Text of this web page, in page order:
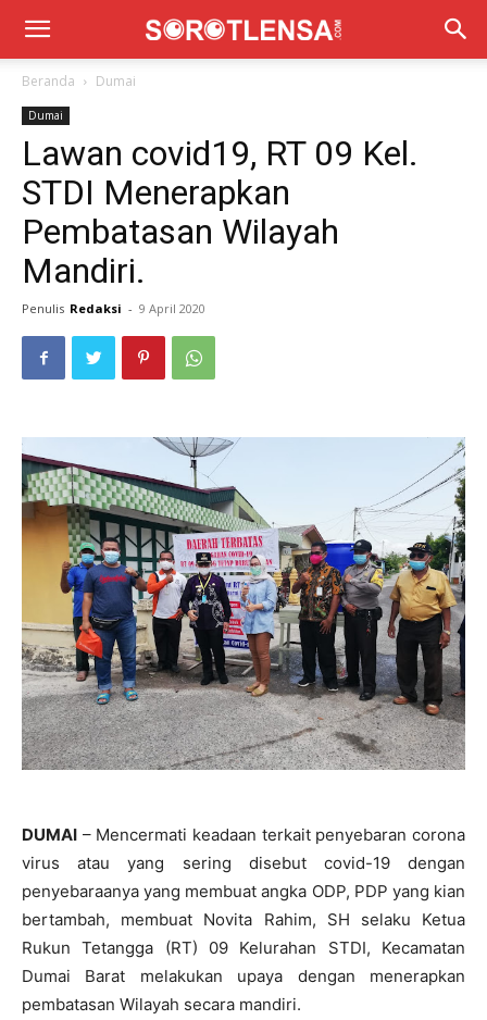
Beranda Dumai
Dumai
Lawan covid19, RT 09 Kel.
STDI Menerapkan
Pembatasan Wilayah
Mandiri.
Penulis Redaksi - 9 April 2020
DUMAI – Mencermati keadaan terkait penyebaran corona
virus atau yang sering disebut covid-19 dengan
penyebaraanya yang membuat angka ODP, PDP yang kian
bertambah, membuat Novita Rahim, SH selaku Ketua
Rukun Tetangga (RT) 09 Kelurahan STDI, Kecamatan
Dumai Barat melakukan upaya dengan menerapkan
pembatasan Wilayah secara mandiri.